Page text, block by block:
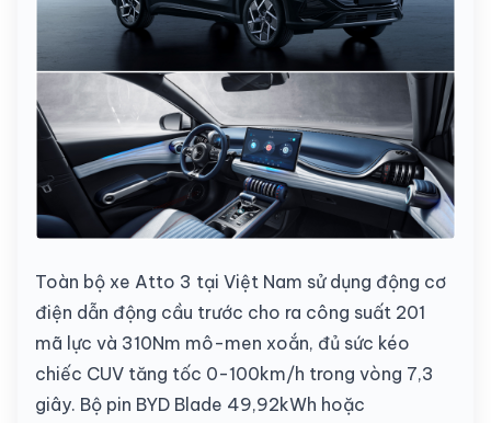
Toàn bộ xe Atto 3 tại Việt Nam sử dụng động cơ
điện dẫn động cầu trước cho ra công suất 201
mã lực và 310Nm mô-men xoắn, đủ sức kéo
chiếc CUV tăng tốc 0-100km/h trong vòng 7,3
giây. Bộ pin BYD Blade 49,92kWh hoặc